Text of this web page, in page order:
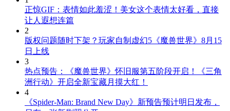
正惊GIF：表情如此羞涩！美女这个表情太好看，直接
让人遐想连篇
2
版权问题随时下架？玩家自制虚幻5《魔兽世界》8月15
日上线
3
热点预告：《魔兽世界》怀旧服第五阶段开启！《三角
洲行动》开启全新宝藏月摸大红！
4
《Spider-Man: Brand New Day》新预告预计明日发布，